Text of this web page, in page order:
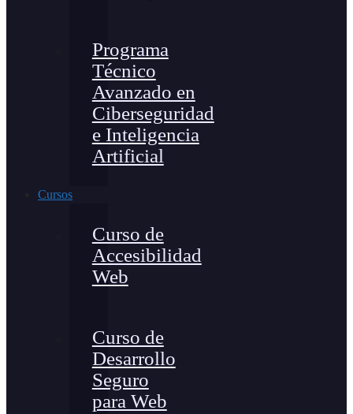
Programa
Técnico
Avanzado en
Ciberseguridad
e Inteligencia
Artificial
Cursos
Curso de
Accesibilidad
Web
Curso de
Desarrollo
Seguro
para Web